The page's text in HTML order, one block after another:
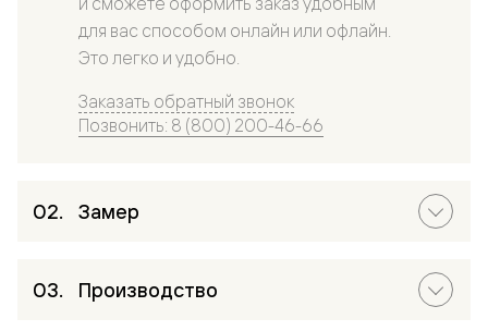
для вас способом онлайн или офлайн.
Это легко и удобно.
Заказать обратный звонок
Позвонить: 8 (800) 200-46-66
Замер
Производство